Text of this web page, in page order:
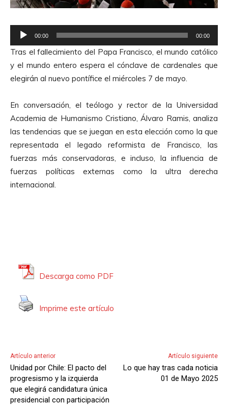
e
p
r
o
u
c
t
o
r
d
e
00:00 00:00
Tras el fallecimiento del Papa Francisco, el mundo católico
y el mundo entero espera el cónclave de cardenales que
elegirán al nuevo pontífice el miércoles 7 de mayo.
En conversación, el teólogo y rector de la Universidad
Academia de Humanismo Cristiano, Álvaro Ramis, analiza
las tendencias que se juegan en esta elección como la que
representada el legado reformista de Francisco, las
fuerzas más conservadoras, e incluso, la influencia de
fuerzas políticas externas como la ultra derecha
internacional.
Descarga como PDF
Imprime este artículo
Artículo anterior
Unidad por Chile: El pacto del
progresismo y la izquierda
que elegirá candidatura única
presidencial con participación
Artículo siguiente
Lo que hay tras cada noticia
01 de Mayo 2025